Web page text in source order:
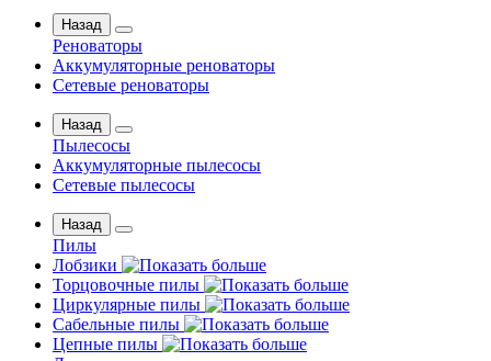
Назад
Реноваторы
Аккумуляторные реноваторы
Сетевые реноваторы
Назад
Пылесосы
Аккумуляторные пылесосы
Сетевые пылесосы
Назад
Пилы
Лобзики
Торцовочные пилы
Циркулярные пилы
Сабельные пилы
Цепные пилы